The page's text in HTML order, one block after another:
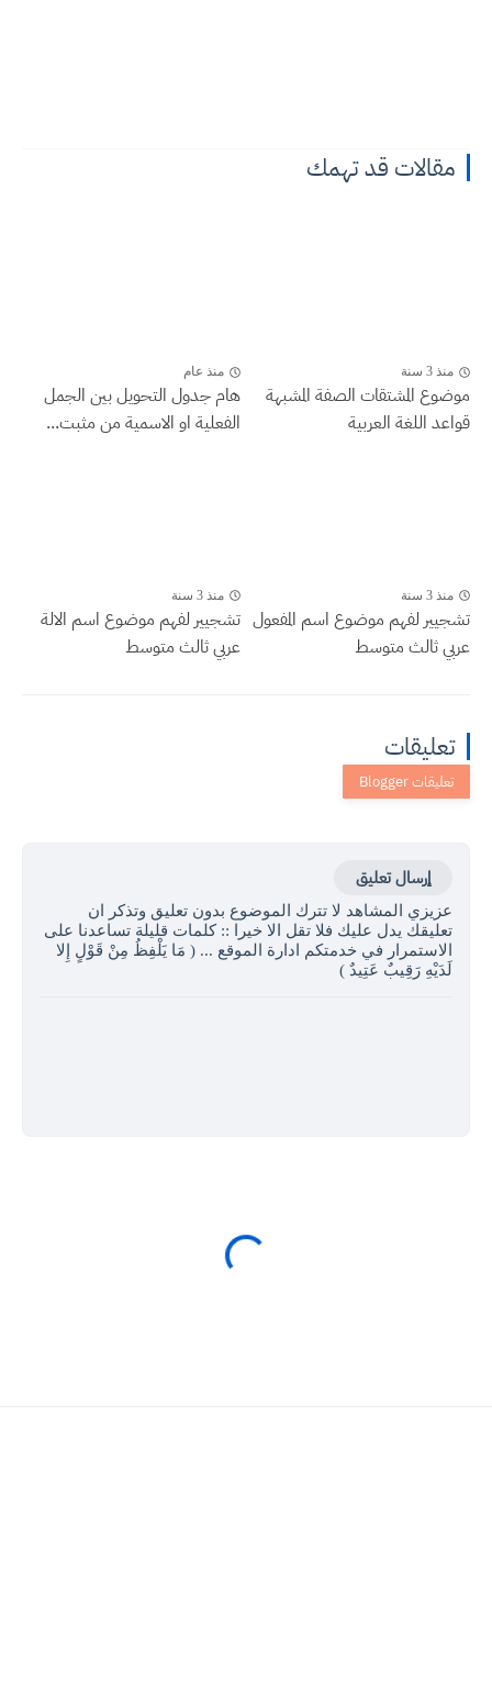
مقالات قد تهمك
منذ 3 سنة
موضوع المشتقات الصفة المشبهة
قواعد اللغة العربية
منذ عام
هام جدول التحويل بين الجمل
الفعلية او الاسمية من مثبت...
منذ 3 سنة
تشجيير لفهم موضوع اسم المفعول
عربي ثالث متوسط
منذ 3 سنة
تشجيير لفهم موضوع اسم الالة
عربي ثالث متوسط
تعليقات
إرسال تعليق
عزيزي المشاهد لا تترك الموضوع بدون تعليق وتذكر ان
تعليقك يدل عليك فلا تقل الا خيرا :: كلمات قليلة تساعدنا على
الاستمرار في خدمتكم ادارة الموقع ... ( مَا يَلْفِظُ مِنْ قَوْلٍ إِلا
لَدَيْهِ رَقِيبٌ عَتِيدٌ )